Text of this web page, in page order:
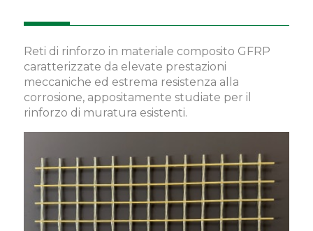
Reti di rinforzo in materiale composito GFRP
caratterizzate da elevate prestazioni
meccaniche ed estrema resistenza alla
corrosione, appositamente studiate per il
rinforzo di muratura esistenti.